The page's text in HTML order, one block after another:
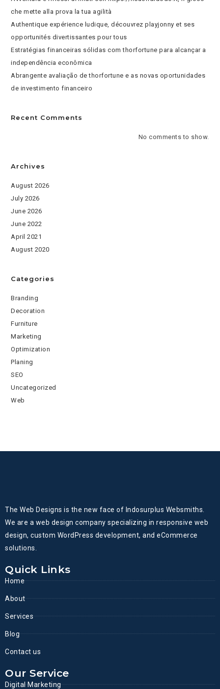
che mette alla prova la tua agilità
Authentique expérience ludique, découvrez playjonny et ses
opportunités divertissantes pour tous
Estratégias financeiras sólidas com thorfortune para alcançar a
independência econômica
Abrangente avaliação de thorfortune e as novas oportunidades
de investimento financeiro
Recent Comments
No comments to show.
Archives
August 2026
July 2026
June 2026
June 2022
April 2021
August 2020
Categories
Branding
Decoration
Furniture
Marketing
Optimization
Planing
SEO
Uncategorized
Web
The Web Designs is the new face of Indosurplus Websmiths.
We are a web design company specializing in responsive web
design, custom WordPress development, and eCommerce
solutions.
Quick Links
Home
About
Services
Blog
Contact us
Our Service
Digital Marketing